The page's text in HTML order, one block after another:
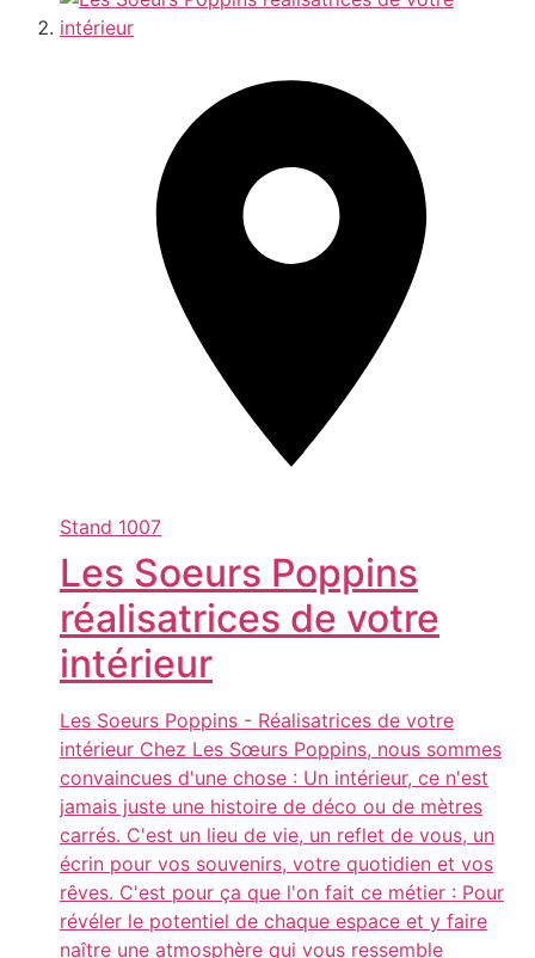
Stand 1007
Les Soeurs Poppins
réalisatrices de votre
intérieur
Les Soeurs Poppins - Réalisatrices de votre
intérieur Chez Les Sœurs Poppins, nous sommes
convaincues d'une chose : Un intérieur, ce n'est
jamais juste une histoire de déco ou de mètres
carrés. C'est un lieu de vie, un reflet de vous, un
écrin pour vos souvenirs, votre quotidien et vos
rêves. C'est pour ça que l'on fait ce métier : Pour
révéler le potentiel de chaque espace et y faire
naître une atmosphère qui vous ressemble